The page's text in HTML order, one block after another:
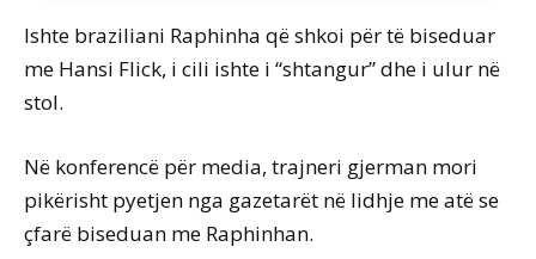
Ishte braziliani Raphinha që shkoi për të biseduar
me Hansi Flick, i cili ishte i “shtangur” dhe i ulur në
stol.
Në konferencë për media, trajneri gjerman mori
pikërisht pyetjen nga gazetarët në lidhje me atë se
çfarë biseduan me Raphinhan.